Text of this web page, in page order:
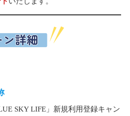
SKY LIFE」新規利用登録キャン